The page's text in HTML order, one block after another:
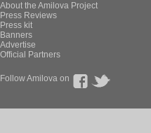
About the Amilova Project
Press Reviews
Press kit
Banners
Advertise
Official Partners
Follow Amilova on